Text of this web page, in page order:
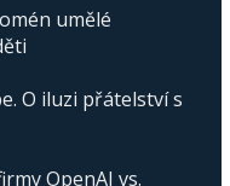
umělé
O iluzi přátelství s
OpenAI vs.